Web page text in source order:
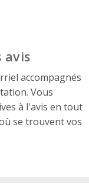
avis
accompagnés
Vous
à l'avis en tout
se trouvent vos